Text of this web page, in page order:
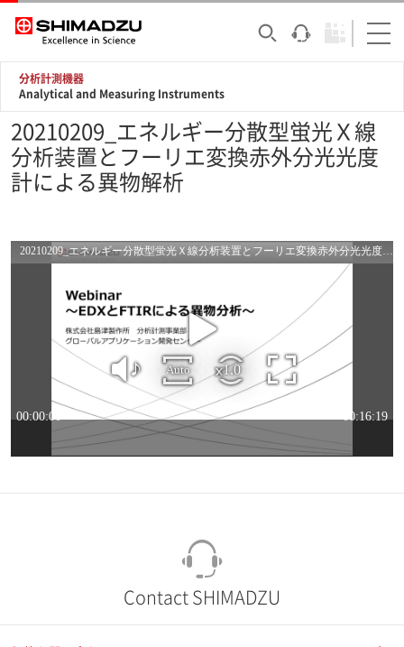
分析計測機器
Analytical and Measuring Instruments
20210209_エネルギー分散型蛍光Ｘ線
分析装置とフーリエ変換赤外分光光度
計による異物解析
Contact SHIMADZU